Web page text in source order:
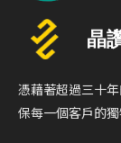
憑藉著超過三十
保每一個客戶的